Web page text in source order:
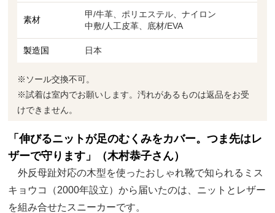
素材
甲/牛革、ポリエステル、ナイロン
中敷/人工皮革、底材/EVA
製造国 日本
※ソール交換不可。
※試着は室内でお願いします。汚れがあるものは返品をお受
けできません。
「伸びるニットが足のむくみをカバー。つま先はレ
ザーで守ります」（木村恭子さん）
外反母趾対応の木型を使ったおしゃれ靴で知られるミス
キョウコ（2000年設立）から届いたのは、ニットとレザー
を組み合せたスニーカーです。